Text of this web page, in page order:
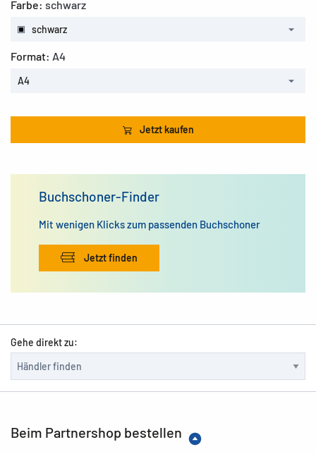
Farbe: schwarz
schwarz
Format: A4
A4
Jetzt kaufen
Buchschoner-Finder
Mit wenigen Klicks zum passenden Buchschoner
Jetzt finden
Gehe direkt zu:
Beim Partnershop bestellen